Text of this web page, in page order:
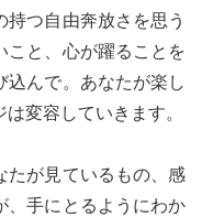
つ自由奔放さを思う
こと、心が躍ることを
込んで。あなたが楽し
変容していきます。
たが見ているもの、感
、手にとるようにわか